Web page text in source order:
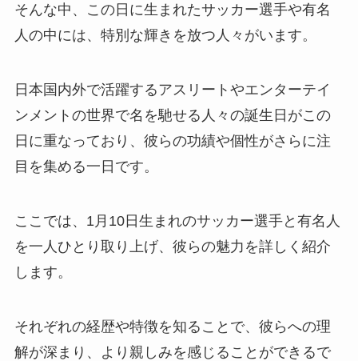
そんな中、この日に生まれたサッカー選手や有名
人の中には、特別な輝きを放つ人々がいます。
日本国内外で活躍するアスリートやエンターテイ
ンメントの世界で名を馳せる人々の誕生日がこの
日に重なっており、彼らの功績や個性がさらに注
目を集める一日です。
ここでは、1月10日生まれのサッカー選手と有名人
を一人ひとり取り上げ、彼らの魅力を詳しく紹介
します。
それぞれの経歴や特徴を知ることで、彼らへの理
解が深まり、より親しみを感じることができるで